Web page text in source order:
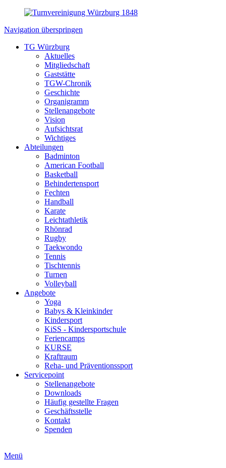
Navigation überspringen
TG Würzburg
Aktuelles
Mitgliedschaft
Gaststätte
TGW-Chronik
Geschichte
Organigramm
Stellenangebote
Vision
Aufsichtsrat
Wichtiges
Abteilungen
Badminton
American Football
Basketball
Behindertensport
Fechten
Handball
Karate
Leichtathletik
Rhönrad
Rugby
Taekwondo
Tennis
Tischtennis
Turnen
Volleyball
Angebote
Yoga
Babys & Kleinkinder
Kindersport
KiSS - Kindersportschule
Feriencamps
KURSE
Kraftraum
Reha- und Präventionssport
Servicepoint
Stellenangebote
Downloads
Häufig gestellte Fragen
Geschäftsstelle
Kontakt
Spenden
Menü